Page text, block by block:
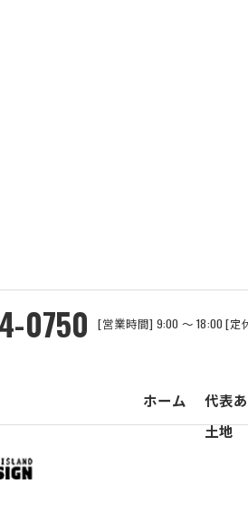
0750 [営業時間] 9:00 ～ 18:00 [定
ホーム 代表
土地